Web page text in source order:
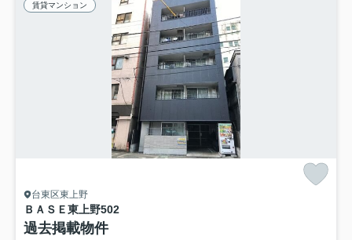
賃貸マンション
台東区東上野
ＢＡＳＥ東上野502
過去掲載物件